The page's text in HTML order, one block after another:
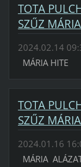
TOTA
SZŰZ
2024.02.14
MÁRIA HITE
TOTA
SZŰZ
2024.01.16
MÁRIA